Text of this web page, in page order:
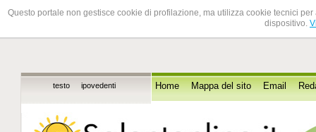
Questo portale non gestisce cookie di profilazione, ma utilizza cookie tecnici
dispositivo.
testo ipovedenti Home Mappa del sito Email